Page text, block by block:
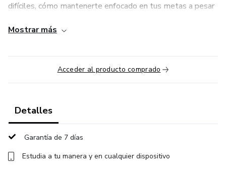
difíciles, cómo mantenerte enfocado en tus metas a pesar
hacia tu visión de éxito. Rise está diseñado para aquellos
buscan la forma de levantarse más fuertes y sabios con
cada obstáculo que enfrentan. Si estás listo para dejar
atrás los momentos bajos y comenzar a ver cada día como
inspiración y las herramientas necesarias para hacerlo.
Mostrar más
Acceder al producto comprado
Detalles
Garantía de 7 días
Estudia a tu manera y en cualquier dispositivo